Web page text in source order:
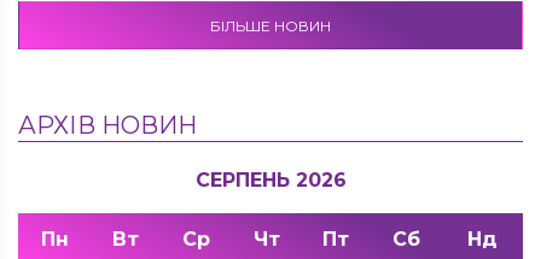
БІЛЬШЕ НОВИН
АРХІВ НОВИН
СЕРПЕНЬ 2026
Пн Вт Ср Чт Пт Сб Нд